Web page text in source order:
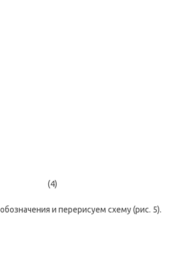
(4)
и перерисуем схему (рис. 5).